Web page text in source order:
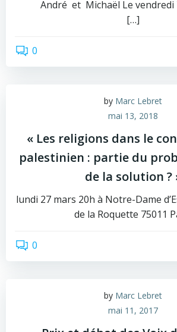
André et Michaël Le vendredi
[…]
0
by Marc Lebret
mai 13, 2018
« Les religions dans le
palestinien : partie du
de la solution ?
lundi 27 mars 20h à Notre-Dame
de la Roquette 75011
0
by Marc Lebret
mai 11, 2017